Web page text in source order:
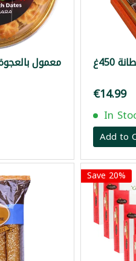
معمول بالعجوة
€14.99
In
Add to
Save 20%